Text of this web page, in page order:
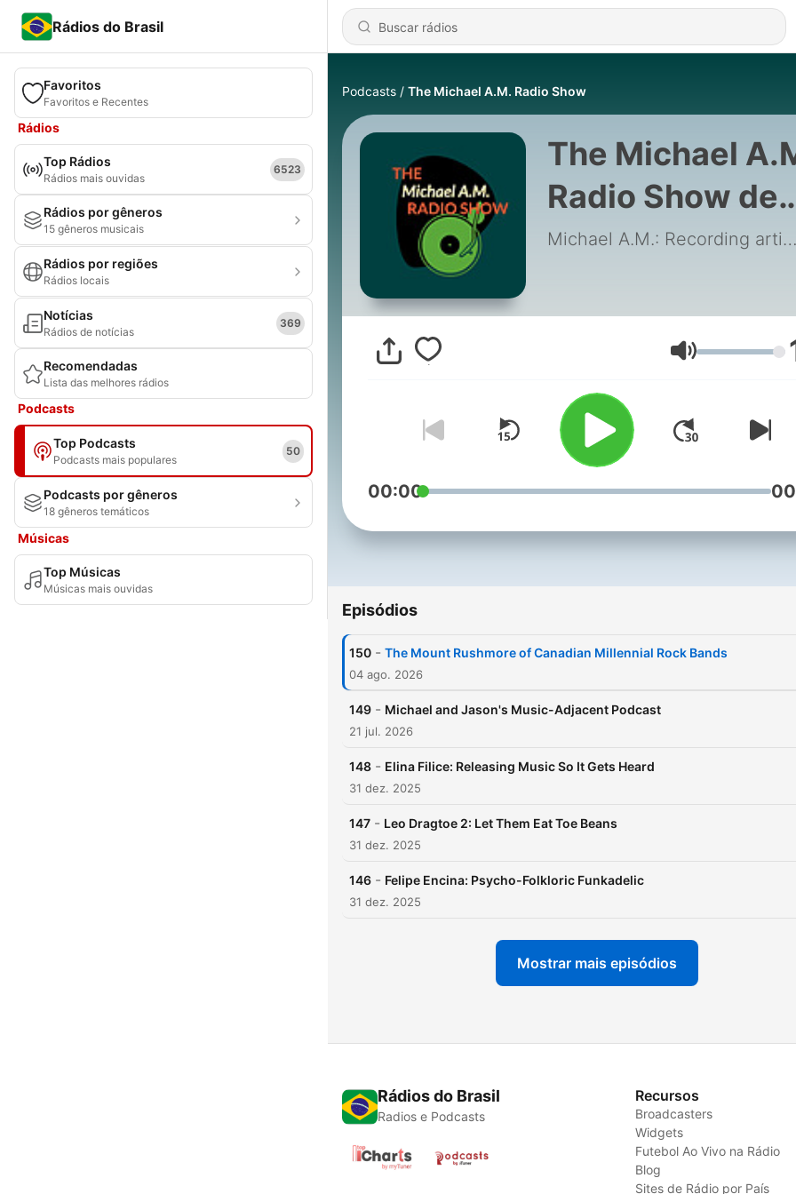
Rádios do Brasil
Favoritos
Favoritos e Recentes
Rádios
Top Rádios
Rádios mais ouvidas
6523
Rádios por gêneros
15 gêneros musicais
Rádios por regiões
Rádios locais
Notícias
Rádios de notícias
369
Recomendadas
Lista das melhores rádios
Podcasts
Top Podcasts
Podcasts mais populares
50
Podcasts por gêneros
18 gêneros temáticos
Músicas
Top Músicas
Músicas mais ouvidas
Podcasts The Michael A.M. Radio Show
The Michael
Radio Show de
Michael A.M.:
and Music
Educator
Michael A.M.: Recording artist
Volume
00:00
Episódios
150 - The Mount Rushmore of Canadian Millennial Rock Bands
04 ago. 2026
149 - Michael and Jason's Music-Adjacent Podcast
21 jul. 2026
148 - Elina Filice: Releasing Music So It Gets Heard
31 dez. 2025
147 - Leo Dragtoe 2: Let Them Eat Toe Beans
31 dez. 2025
146 - Felipe Encina: Psycho-Folkloric Funkadelic
31 dez. 2025
Mostrar mais episódios
Rádios do Brasil
Radios e Podcasts
Recursos
Broadcasters
Widgets
Futebol Ao Vivo na Rádio
Blog
Sites de Rádio por País